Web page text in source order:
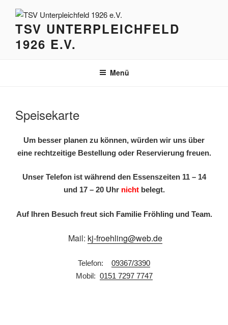
Inhalt
springenTSV UNTERPLEICHFELD
1926 E.V.
Menü
Speisekarte
Um besser planen zu können, würden wir uns über
eine rechtzeitige Bestellung oder Reservierung freuen.
Unser Telefon ist während den Essenszeiten 11 – 14
und 17 – 20 Uhr nichtbelegt.
Auf Ihren Besuch freut sich Familie Fröhling und Team.
Mail: kj-froehling@web.de
Telefon: 09367/3390
Mobil: 0151 7297 7747